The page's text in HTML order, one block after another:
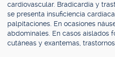
cardiovascular. Bradicardia y
se presenta insuficiencia
palpitaciones. En ocasiones
abdominales. En casos aislados
cutáneas y exantemas,